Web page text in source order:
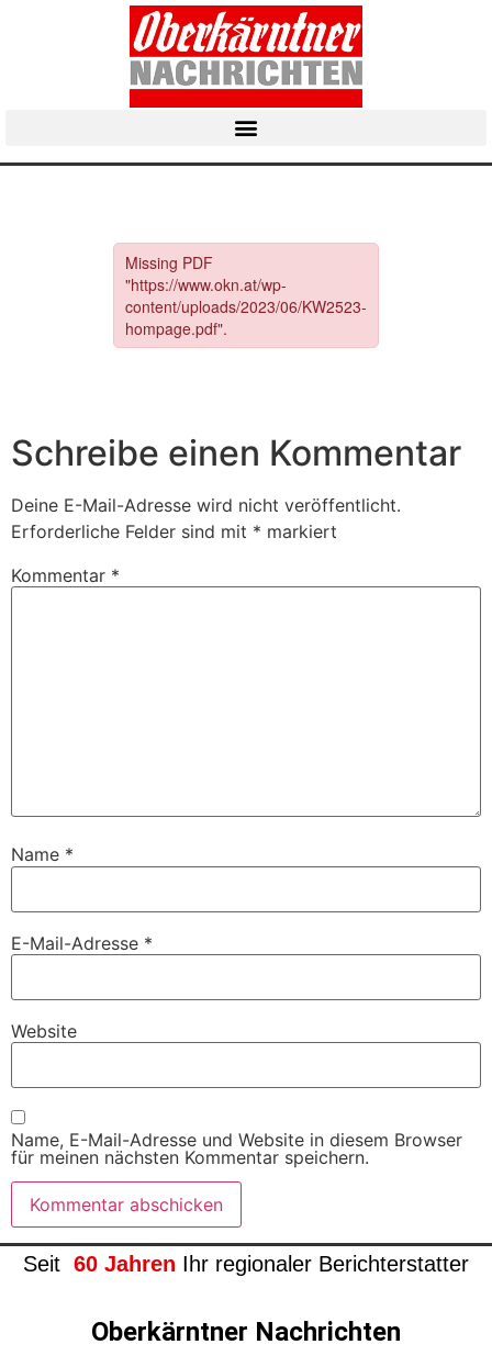
Schreibe einen Kommentar
Deine E-Mail-Adresse wird nicht veröffentlicht.
Erforderliche Felder sind mit * markiert
Kommentar *
Name *
E-Mail-Adresse *
Website
Name, E-Mail-Adresse und Website in diesem Browser
für meinen nächsten Kommentar speichern.
Seit 60 Jahren Ihr regionaler Berichterstatter
Oberkärntner Nachrichten